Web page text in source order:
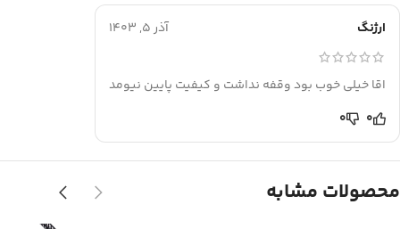
ارژنگ آذر 5, 1403
اقا خیلی خوب بود وقفه نداشت و کیفیت پایین نیومد
0
0
محصولات مشابه